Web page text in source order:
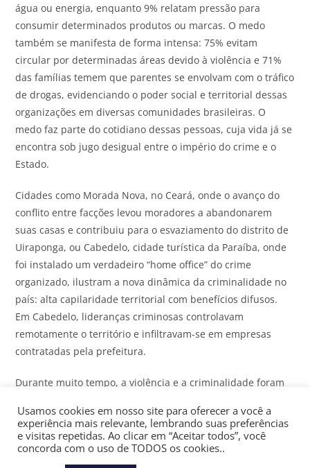
água ou energia, enquanto 9% relatam pressão para
consumir determinados produtos ou marcas. O medo
também se manifesta de forma intensa: 75% evitam
circular por determinadas áreas devido à violência e 71%
das famílias temem que parentes se envolvam com o tráfico
de drogas, evidenciando o poder social e territorial dessas
organizações em diversas comunidades brasileiras. O
medo faz parte do cotidiano dessas pessoas, cuja vida já se
encontra sob jugo desigual entre o império do crime e o
Estado.
Cidades como Morada Nova, no Ceará, onde o avanço do
conflito entre facções levou moradores a abandonarem
suas casas e contribuiu para o esvaziamento do distrito de
Uiraponga, ou Cabedelo, cidade turística da Paraíba, onde
foi instalado um verdadeiro “home office” do crime
organizado, ilustram a nova dinâmica da criminalidade no
país: alta capilaridade territorial com benefícios difusos.
Em Cabedelo, lideranças criminosas controlavam
remotamente o território e infiltravam-se em empresas
contratadas pela prefeitura.
Durante muito tempo, a violência e a criminalidade foram
urbanos e tratadas pelos gestores públicos como temas
secundários na agenda governamental. Em uma visão
substancialista, entendia-se que seriam apenas
Usamos cookies em nosso site para oferecer a você a
experiência mais relevante, lembrando suas preferências
e visitas repetidas. Ao clicar em “Aceitar todos”, você
concorda com o uso de TODOS os cookies..